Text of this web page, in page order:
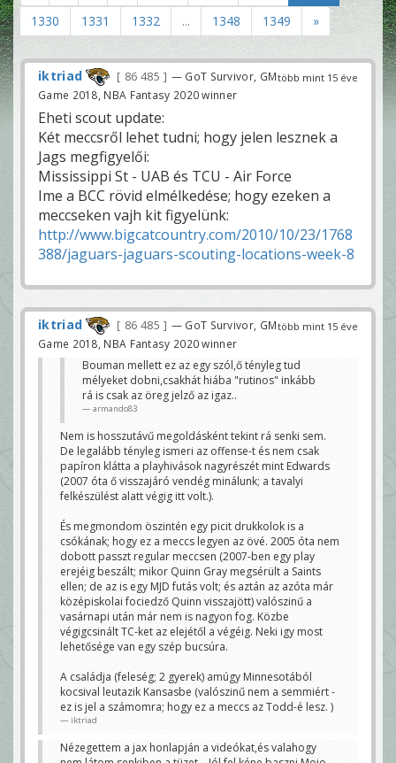
1330
1331 1332 ... 1348 1349 »
több mint 15 éve
iktriad 86 485
— GoT Survivor, GM
Game 2018, NBA Fantasy 2020 winner
Eheti scout update:
Két meccsről lehet tudni; hogy jelen lesznek a
Jags megfigyelői:
Mississippi St - UAB és TCU - Air Force
Ime a BCC rövid elmélkedése; hogy ezeken a
meccseken vajh kit figyelünk:
http://www.bigcatcountry.com/2010/10/23/1768
388/jaguars-jaguars-scouting-locations-week-8
több mint 15 éve
iktriad 86 485
— GoT Survivor, GM
Game 2018, NBA Fantasy 2020 winner
Bouman mellett ez az egy szól,ő tényleg tud
mélyeket dobni,csakhát hiába "rutinos" inkább
rá is csak az öreg jelző az igaz..
armando83
Nem is hosszutávű megoldásként tekint rá senki sem.
De legalább tényleg ismeri az offense-t és nem csak
papíron klátta a playhivások nagyrészét mint Edwards
(2007 óta ő visszajáró vendég minálunk; a tavalyi
felkészülést alatt végig itt volt.).
És megmondom öszintén egy picit drukkolok is a
csókának; hogy ez a meccs legyen az övé. 2005 óta nem
dobott passzt regular meccsen (2007-ben egy play
erejéig beszált; mikor Quinn Gray megsérült a Saints
ellen; de az is egy MJD futás volt; és aztán az azóta már
középiskolai fociedző Quinn visszajött) valószinű a
vasárnapi után már nem is nagyon fog. Közbe
végigcsinált TC-ket az elejétől a végéig. Neki igy most
lehetősége van egy szép bucsúra.
A családja (feleség; 2 gyerek) amúgy Minnesotából
kocsival leutazik Kansasbe (valószinű nem a semmiért -
ez is jel a számomra; hogy ez a meccs az Todd-é lesz. )
iktriad
Nézegettem a jax honlapján a videókat,és valahogy